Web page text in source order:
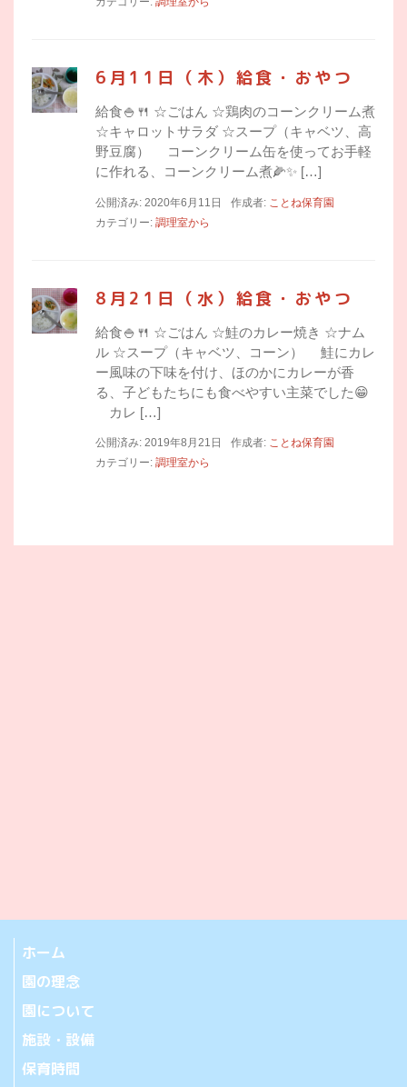
6月11日（木）給食・おやつ
給食🍚🍴 ☆ごはん ☆鶏肉のコーンクリーム煮
☆キャロットサラダ ☆スープ（キャベツ、高
野豆腐） コーンクリーム缶を使ってお手軽
に作れる、コーンクリーム煮🌽✨ […]
公開済み: 2020年6月11日 作成者: ことね保育園
カテゴリー: 調理室から
8月21日（水）給食・おやつ
給食🍚🍴 ☆ごはん ☆鮭のカレー焼き ☆ナム
ル ☆スープ（キャベツ、コーン） 鮭にカレ
ー風味の下味を付け、ほのかにカレーが香
る、子どもたちにも食べやすい主菜でした😁
カレ […]
公開済み: 2019年8月21日 作成者: ことね保育園
カテゴリー: 調理室から
ホーム
園の理念
園について
施設・設備
保育時間